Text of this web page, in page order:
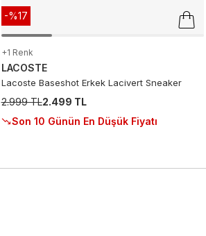
-%17
+1 Renk
LACOSTE
Lacoste Baseshot Erkek Lacivert Sneaker
2.999 TL2.499 TL
Son 10 Günün En Düşük Fiyatı